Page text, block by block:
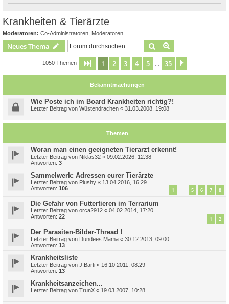
Krankheiten & Tierärzte
Moderatoren: Co-Administratoren Moderatoren
Neues Thema Suche
1050 Themen Seite 1von 35
1 2 3 4 5 35
Bekanntmachungen
Wie Poste ich im Board Krankheiten richtig?!
Letzter Beitrag von Wüstendrachen « 31.03.2008, 19:08
Themen
Woran man einen geeigneten Tierarzt erkennt!
Letzter Beitrag von Niklas32 « 09.02.2026, 12:38
Antworten: 3
Sammelwerk: Adressen eurer Tierärzte
Letzter Beitrag von Plushy « 13.04.2016, 16:29
Antworten: 106 1 5 6 7 8
Die Gefahr von Futtertieren im Terrarium
Letzter Beitrag von orca2912 « 04.02.2014, 17:20
Antworten: 22 1 2
Der Parasiten-Bilder-Thread !
Letzter Beitrag von Dundees Mama « 30.12.2013, 09:00
Antworten: 13
Krankheitsliste
Letzter Beitrag von J.Barti « 16.10.2011, 08:29
Antworten: 13
Krankheitsanzeichen...
Letzter Beitrag von TrunX « 19.03.2007, 10:28